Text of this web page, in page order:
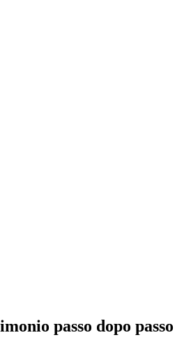
passo dopo passo